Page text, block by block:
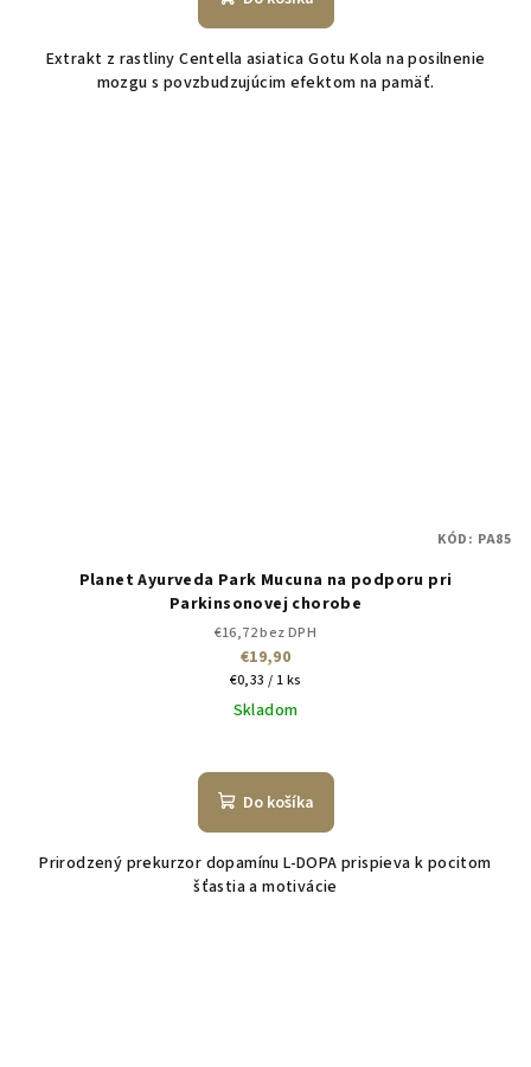
Extrakt z rastliny Centella asiatica Gotu Kola na posilnenie
mozgu s povzbudzujúcim efektom na pamäť.
Planet Ayurveda Park Mucuna na podporu pri
Parkinsonovej chorobe
€16,72 bez DPH
€19,90
Jednotková
cena:
€0,33 / 1 ks
Skladom
Do košíka
Prirodzený prekurzor dopamínu L-DOPA prispieva k pocitom
šťastia a motivácie
KÓD: PA85